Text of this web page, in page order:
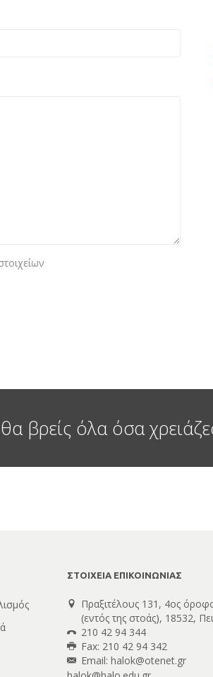
βρείς όλα όσα
ΣΤΟΙΧΕΙΑ ΕΠΙΚΟΙΝΩΝΙΑΣ
Πραξιτέλους 131, 4ος
(εντός της στοάς), 18532,
210 42 94 344
Fax: 210 42 94 342
Email: halok@otenet.gr